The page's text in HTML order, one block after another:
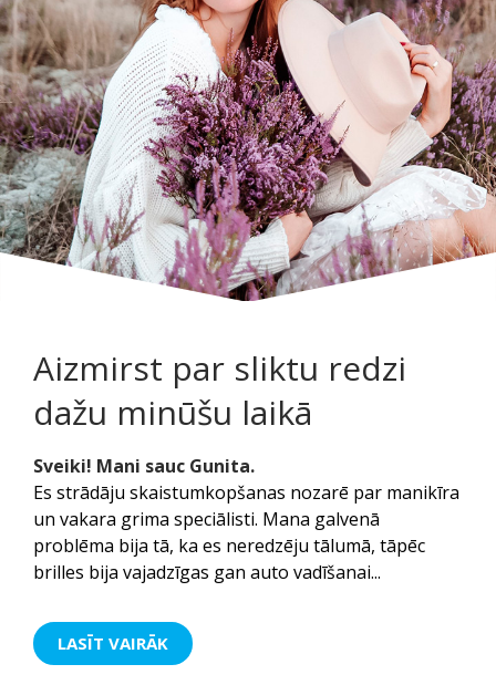
Aizmirst par sliktu redzi
dažu minūšu laikā
Sveiki! Mani sauc Gunita.
Es strādāju skaistumkopšanas nozarē par manikīra
un vakara grima speciālisti. Mana galvenā
problēma bija tā, ka es neredzēju tālumā, tāpēc
brilles bija vajadzīgas gan auto vadīšanai...
LASĪT VAIRĀK